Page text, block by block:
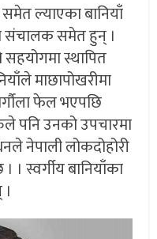
ल्याएका बानियाँ
संचालक समेत हुन् ।
स्थापित
माछापोखरीमा
फेल भएपछि
पनि उनको उपचारमा
नेपाली लोकदोहोरी
। स्वर्गीय बानियाँका